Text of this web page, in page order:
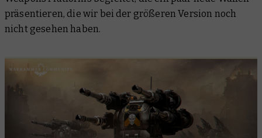
präsentieren, die wir bei der größeren Version noch
nicht gesehen haben.